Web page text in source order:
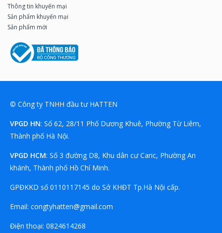
Thông tin khuyến mại
Sản phẩm khuyến mại
Sản phẩm mới
© Công ty TNHH đầu tư HATTEN
VPGD HN: Số 62, 28/11 Phố Dương Khuê, Phường Từ Liêm,
Thành phố Hà Nội.
VPGD HCM: Số 3 đường D8, Khu dân cư Caric, Phường An
khánh, Thành phố Hồ Chí Minh.
GPĐKKD số 0110117145 do Sở KHĐT Tp.Hà Nội cấp.
Email: congtyhatten@gmail.com
Điện thoại: 0824614268